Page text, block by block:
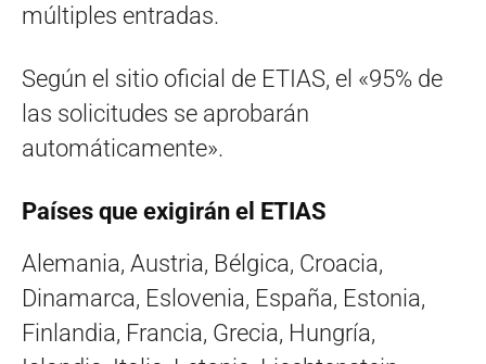
múltiples entradas.
Según el sitio oficial de ETIAS, el «95% de
las solicitudes se aprobarán
automáticamente».
Países que exigirán el ETIAS
Alemania, Austria, Bélgica, Croacia,
Dinamarca, Eslovenia, España, Estonia,
Finlandia, Francia, Grecia, Hungría,